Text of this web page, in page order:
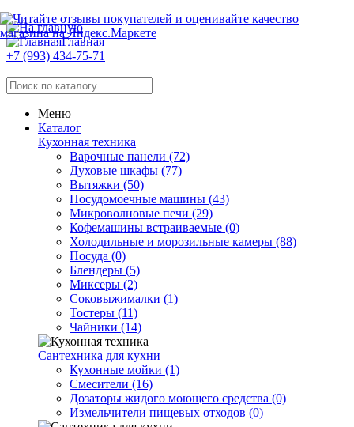
Главная
+7 (993) 434-75-71
Меню
Каталог
Кухонная техника
Варочные панели (72)
Духовые шкафы (77)
Вытяжки (50)
Посудомоечные машины (43)
Микроволновые печи (29)
Кофемашины встраиваемые (0)
Холодильные и морозильные камеры (88)
Посуда (0)
Блендеры (5)
Миксеры (2)
Соковыжималки (1)
Тостеры (11)
Чайники (14)
Сантехника для кухни
Кухонные мойки (1)
Смесители (16)
Дозаторы жидого моющего средства (0)
Измельчители пищевых отходов (0)